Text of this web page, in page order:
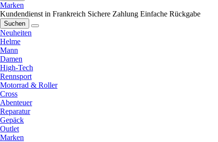
Marken
Kundendienst in Frankreich Sichere Zahlung Einfache Rückgabe
Suchen
Neuheiten
Helme
Mann
Damen
High-Tech
Rennsport
Motorrad & Roller
Cross
Abenteuer
Reparatur
Gepäck
Outlet
Marken